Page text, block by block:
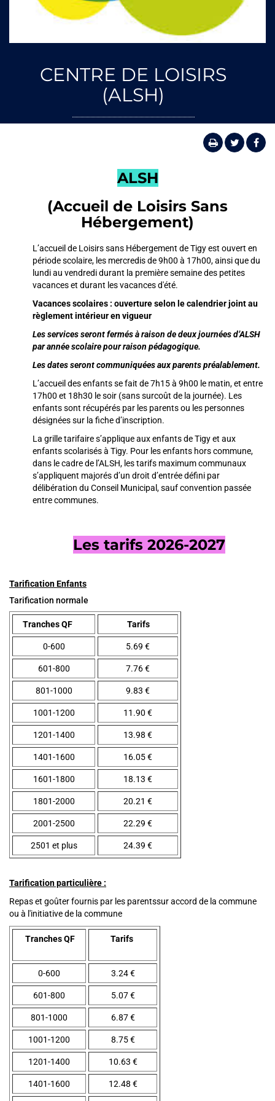
CENTRE DE LOISIRS
(ALSH)
ALSH
(Accueil de Loisirs Sans
Hébergement)
L’accueil de Loisirs sans Hébergement de Tigy est ouvert en
période scolaire, les mercredis de 9h00 à 17h00, ainsi que du
lundi au vendredi durant la première semaine des petites
vacances et durant les vacances d'été.
Vacances scolaires : ouverture selon le calendrier joint au
règlement intérieur en vigueur
Les services seront fermés à raison de deux journées d’ALSH
par année scolaire pour raison pédagogique.
Les dates seront communiquées aux parents préalablement.
L’accueil des enfants se fait de 7h15 à 9h00 le matin, et entre
17h00 et 18h30 le soir (sans surcoût de la journée). Les
enfants sont récupérés par les parents ou les personnes
désignées sur la fiche d’inscription.
La grille tarifaire s’applique aux enfants de Tigy et aux
enfants scolarisés à Tigy. Pour les enfants hors commune,
dans le cadre de l’ALSH, les tarifs maximum communaux
s’appliquent majorés d’un droit d’entrée défini par
délibération du Conseil Municipal, sauf convention passée
entre communes.
Les tarifs 2026-2027
Tarification Enfants
Tarification normale
Tranches QF Tarifs
0-600 5.69 €
601-800 7.76 €
801-1000 9.83 €
1001-1200 11.90 €
1201-1400 13.98 €
1401-1600 16.05 €
1601-1800 18.13 €
1801-2000 20.21 €
2001-2500 22.29 €
2501 et plus 24.39 €
Tarification particulière :
Repas et goûter fournis par les parentssur accord de la commune
ou à l'initiative de la commune
Tranches QF Tarifs
0-600 3.24 €
601-800 5.07 €
801-1000 6.87 €
1001-1200 8.75 €
1201-1400 10.63 €
1401-1600 12.48 €